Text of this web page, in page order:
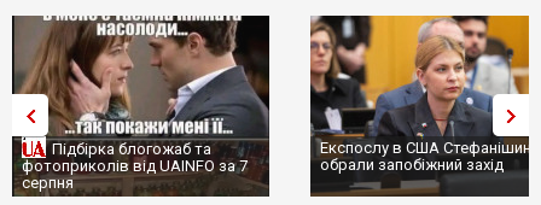
Підбірка блогожаб та
фотоприколів від UAINFO за 7
серпня
Експослу в США
обрали запобіжний захід